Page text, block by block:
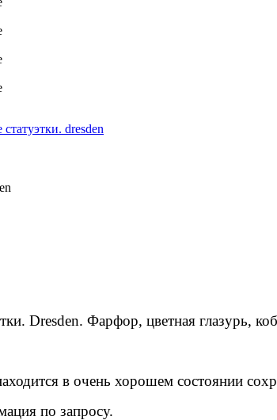
Dresden. Фарфор, цветная глазурь,
в очень хорошем состоянии
по запросу.